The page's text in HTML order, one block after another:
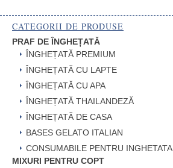
CATEGORII DE PRODUSE
PRAF DE ÎNGHEȚATĂ
ÎNGHEȚATĂ PREMIUM
ÎNGHEȚATĂ CU LAPTE
ÎNGHEȚATĂ CU APA
ÎNGHEȚATĂ THAILANDEZĂ
ÎNGHEȚATĂ DE CASA
BASES GELATO ITALIAN
CONSUMABILE PENTRU INGHETATA
MIXURI PENTRU COPT